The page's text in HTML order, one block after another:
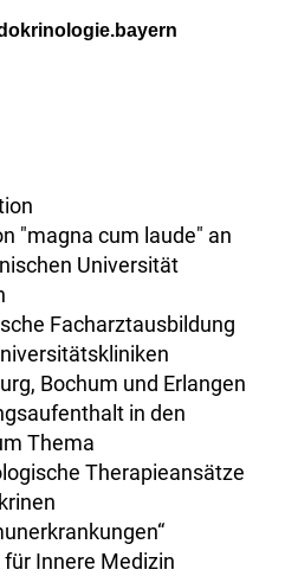
"magna cum laude" an
Universität
Facharztausbildung
Bochum und Erlangen
in den
Thema
Therapieansätze
Innere Medizin